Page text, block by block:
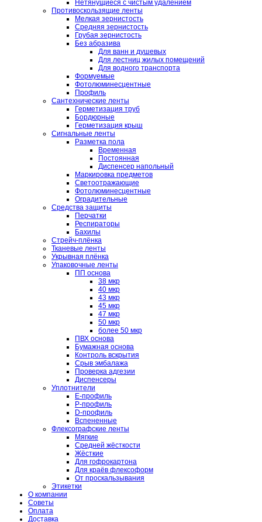
Нетянущиеся с чистым удалением
Противоскользящие ленты
Мелкая зернистость
Средняя зернистость
Грубая зернистость
Без абразива
Для ванн и душевых
Для лестниц жилых помещений
Для водного транспорта
Формуемые
Фотолюминесцентные
Профиль
Сантехнические ленты
Герметизация труб
Бордюрные
Герметизация крыш
Сигнальные ленты
Разметка пола
Временная
Постоянная
Диспенсер напольный
Маркировка предметов
Светоотражающие
Фотолюминесцентные
Оградительные
Средства защиты
Перчатки
Респираторы
Бахилы
Стрейч-плёнка
Тканевые ленты
Укрывная плёнка
Упаковочные ленты
ПП основа
38 мкр
40 мкр
43 мкр
45 мкр
47 мкр
50 мкр
более 50 мкр
ПВХ основа
Бумажная основа
Контроль вскрытия
Срыв эмбалажа
Проверка адгезии
Диспенсеры
Уплотнители
E-профиль
P-профиль
D-профиль
Вспененные
Флексографские ленты
Мягкие
Средней жёсткости
Жёсткие
Для гофрокартона
Для краёв флексоформ
От проскальзывания
Этикетки
О компании
Советы
Оплата
Доставка